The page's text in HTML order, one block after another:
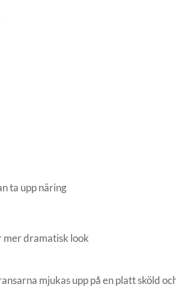
ta upp näring
mer dramatisk look
mjukas upp på en platt sköld